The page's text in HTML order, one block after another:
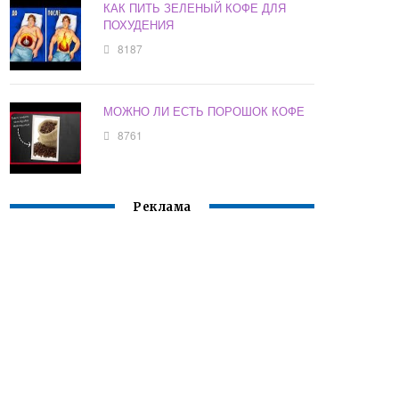
КАК ПИТЬ ЗЕЛЕНЫЙ КОФЕ ДЛЯ
ПОХУДЕНИЯ
8187
МОЖНО ЛИ ЕСТЬ ПОРОШОК КОФЕ
8761
Реклама